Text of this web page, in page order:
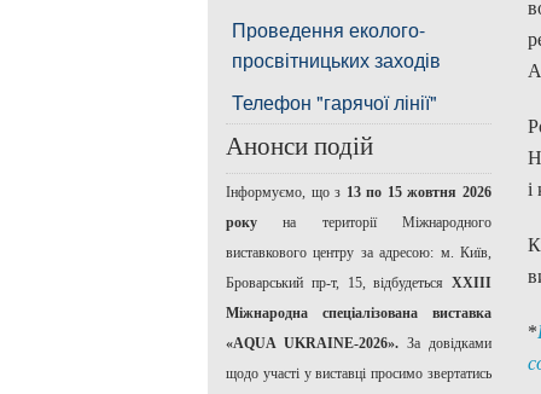
і
*
Проведення еколого-
просвітницьких заходів
Телефон "гарячої лінії"
Анонси подій
Інформуємо, що з 13 по 15 жовтня 2026
року на території Міжнародного
виставкового центру за адресою: м. Київ,
Броварський пр-т, 15, відбудеться ХХІІІ
Міжнародна спеціалізована виставка
«AQUA UKRAINE-2026». За довідками
щодо участі у виставці просимо звертатись